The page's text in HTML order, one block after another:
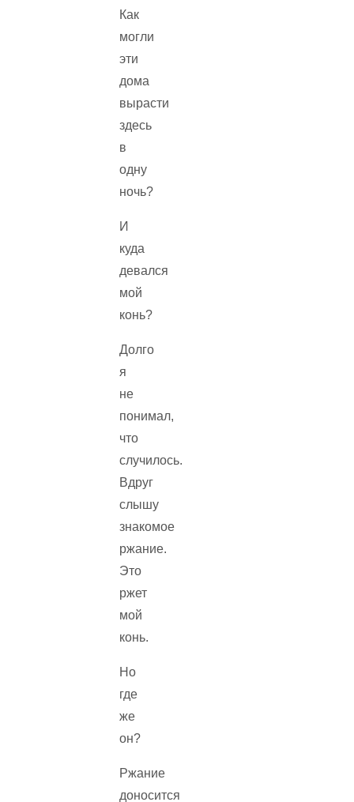
Как
могли
эти
дома
вырасти
здесь
в
одну
ночь?
И
куда
девался
мой
конь?
Долго
я
не
понимал,
что
случилось.
Вдруг
слышу
знакомое
ржание.
Это
ржет
мой
конь.
Но
где
же
он?
Ржание
доносится